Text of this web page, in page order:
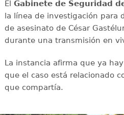
El Gabinete de Seguridad
la línea de investigación para
de asesinato de César
durante una transmisión en
La instancia afirma que ya
que el caso está relacionado
que compartía.